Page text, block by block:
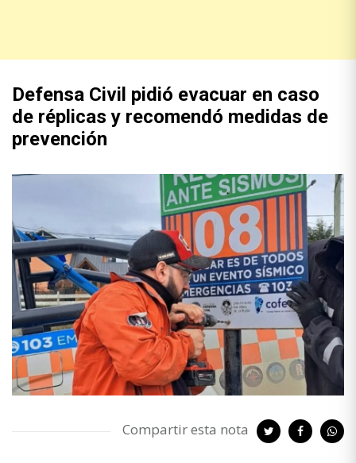
Defensa Civil pidió evacuar en caso
de réplicas y recomendó medidas de
prevención
Compartir esta nota